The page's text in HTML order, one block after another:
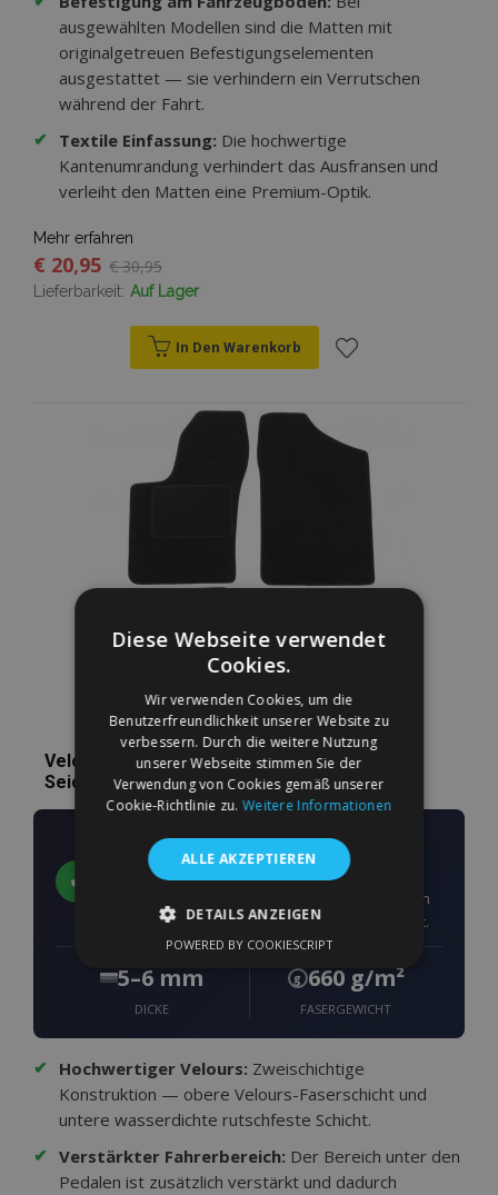
ausgewählten Modellen sind die Matten mit
originalgetreuen Befestigungselementen
ausgestattet — sie verhindern ein Verrutschen
während der Fahrt.
✔ Textile Einfassung: Die hochwertige
Kantenumrandung verhindert das Ausfransen und
verleiht den Matten eine Premium-Optik.
Mehr erfahren
€ 20,95 € 30,95
Lieferbarkeit: Auf Lager
In Den Warenkorb
Wunschliste
hinzufügen
Velours Autofußmatten nach Maß für Fiat
Seicento 4pcs 1998-2009 (4 Stück)
✔
Passgenau für Ihr Fahrzeug
angefertigt
Die Form der Matten ist nach den exakten Maßen
des Fahrzeugbodens Ihres Fahrzeugs konzipiert.
5–6 mm
DICKE
g 660 g/m²
FASERGEWICHT
✔ Hochwertiger Velours: Zweischichtige
Konstruktion — obere Velours-Faserschicht und
untere wasserdichte rutschfeste Schicht.
✔ Verstärkter Fahrerbereich: Der Bereich unter den
Pedalen ist zusätzlich verstärkt und dadurch
Diese Webseite verwendet
Cookies.
Wir verwenden Cookies, um die
Benutzerfreundlichkeit unserer Website zu
verbessern. Durch die weitere Nutzung
unserer Webseite stimmen Sie der
Verwendung von Cookies gemäß unserer
Cookie-Richtlinie zu.Weitere Informationen
ALLE AKZEPTIEREN
DETAILS ANZEIGEN
PERFORMANCE TARGETING
Unbedingt erforderlich
Performance
Targeting
Funktionalität
POWERED BY COOKIESCRIPT